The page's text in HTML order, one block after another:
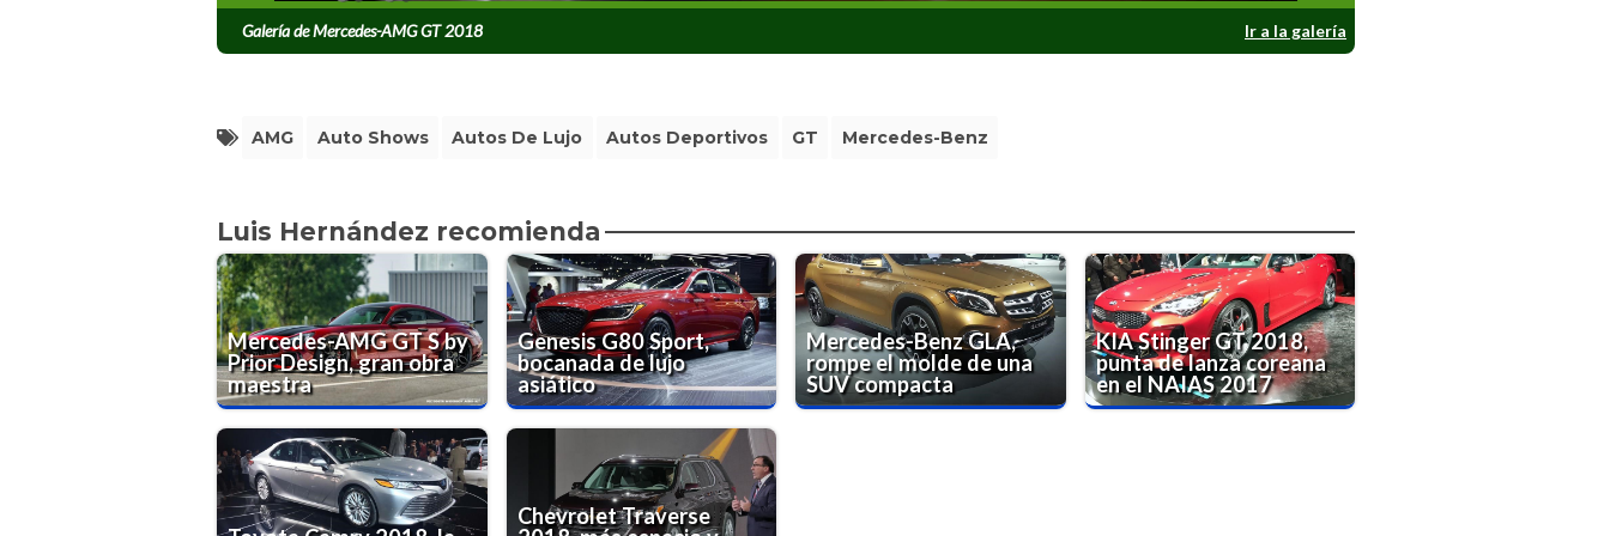
Galería de Mercedes-AMG GT 2018 Ir a la galería
AMG Auto Shows Autos De Lujo Autos Deportivos GT Mercedes-Benz
Luis Hernández recomienda
Mercedes-AMG GT S by
Prior Design, gran obra
maestra
Genesis G80 Sport,
bocanada de lujo
asiático
Mercedes-Benz GLA,
rompe el molde de una
SUV compacta
KIA Stinger GT 2018,
punta de lanza coreana
en el NAIAS 2017
Chevrolet Traverse